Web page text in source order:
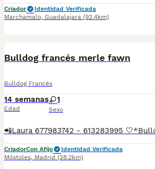
Criador
Identidad Verificada
Marchamalo, Guadalajara (92.4km)
Bulldog francés merle fawn
Bulldog Francés
14 semanas
Edad
1
Sexo
CriadorCon Afijo
Identidad Verificada
Móstoles, Madrid (28.2km)